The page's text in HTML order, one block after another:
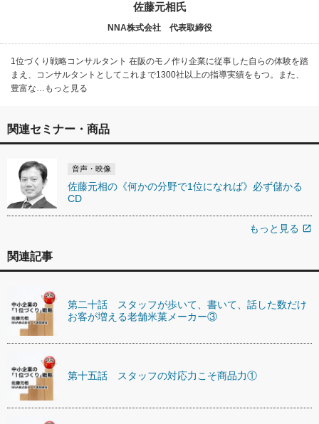
佐藤元相氏
NNA株式会社 代表取締役
1位づくり戦略コンサルタント 在阪のモノ作り企業に従事した自らの体験を踏
まえ、コンサルタントとしてこれまで1300社以上の指導実績をもつ。また、
豊富な…もっと見る
関連セミナー・商品
音声・映像
佐藤元相の《何かの分野で1位になれば》必ず儲かる
CD
もっと見る open_in_new
関連記事
第二十話 スタッフが歩いて、書いて、話した数だけ
お客が増える老舗米菓メーカー③
第十五話 スタッフの対応力こそ商品力①